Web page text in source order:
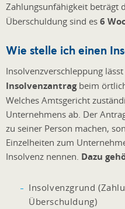
Zahlungsunfähigkeit beträgt
Überschuldung sind es 6
Wie stelle ich einen
Insolvenzverschleppung
Insolvenzantragbeim
Welches Amtsgericht
Unternehmens ab. Der
zu seiner Person machen,
Einzelheiten zum
Insolvenz nennen. Dazu
Insolvenzgrund
Überschuldung)